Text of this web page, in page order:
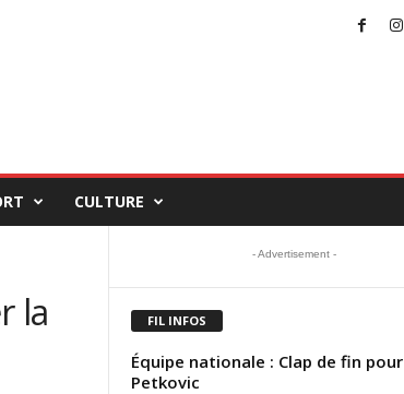
CULTURE
la
- Advertisement -
FIL INFOS
Équipe nationale : Clap de fin pour
Petkovic